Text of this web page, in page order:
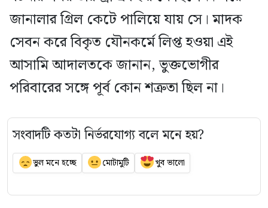
জানালার গ্রিল কেটে পালিয়ে যায় সে। মাদক
সেবন করে বিকৃত যৌনকর্মে লিপ্ত হওয়া এই
আসামি আদালতকে জানান, ভুক্তভোগীর
পরিবারের সঙ্গে পূর্ব কোন শত্রুতা ছিল না।
সংবাদটি কতটা নির্ভরযোগ্য বলে মনে হয়?
ভুল মনে হচ্ছে মোটামুটি খুব ভালো